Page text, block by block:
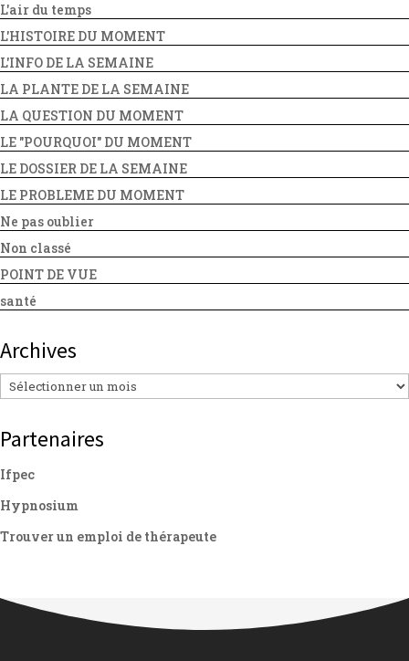
L'air du temps
L'HISTOIRE DU MOMENT
L'INFO DE LA SEMAINE
LA PLANTE DE LA SEMAINE
LA QUESTION DU MOMENT
LE "POURQUOI" DU MOMENT
LE DOSSIER DE LA SEMAINE
LE PROBLEME DU MOMENT
Ne pas oublier
Non classé
POINT DE VUE
santé
Archives
Archives
Partenaires
Ifpec
Hypnosium
Trouver un emploi de thérapeute